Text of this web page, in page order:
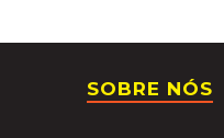
SOBRE NÓS